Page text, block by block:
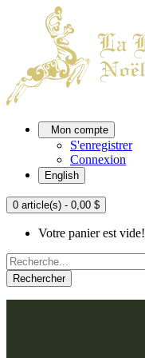
Mon compte
S'enregistrer
Connexion
English
0 article(s) - 0,00 $
Votre panier est vide!
Rechercher